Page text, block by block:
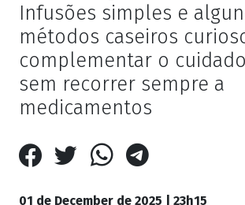
Infusões simples e
métodos caseiros
complementar o
sem recorrer sempre a
medicamentos
01 de December de 2025 | 23h15